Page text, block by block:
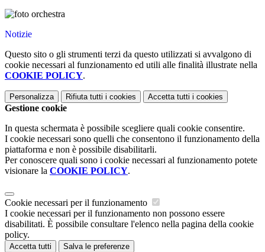
Notizie
Questo sito o gli strumenti terzi da questo utilizzati si avvalgono di
cookie necessari al funzionamento ed utili alle finalità illustrate nella
COOKIE POLICY.
Personalizza Rifiuta tutti i cookies Accetta tutti i cookies
Gestione cookie
In questa schermata è possibile scegliere quali cookie consentire.
I cookie necessari sono quelli che consentono il funzionamento della
piattaforma e non è possibile disabilitarli.
Per conoscere quali sono i cookie necessari al funzionamento potete
visionare la COOKIE POLICY.
Cookie necessari per il funzionamento
I cookie necessari per il funzionamento non possono essere
disabilitati. È possibile consultare l'elenco nella pagina della cookie
policy.
Accetta tutti Salva le preferenze